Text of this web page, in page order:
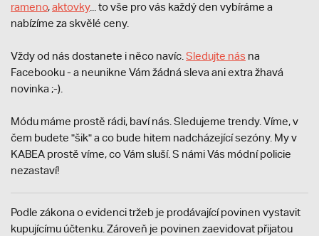
rameno,aktovky... to vše pro vás každý den vybíráme a
nabízíme za skvělé ceny.
Vždy od nás dostanete i něco navíc. Sledujte nás na
Facebooku - a neunikne Vám žádná sleva ani extra žhavá
novinka ;-).
Módu máme prostě rádi, baví nás. Sledujeme trendy. Víme, v
čem budete "šik" a co bude hitem nadcházející sezóny. My v
KABEA prostě víme, co Vám sluší. S námi Vás módní policie
nezastaví!
Podle zákona o evidenci tržeb je prodávající povinen vystavit
kupujícímu účtenku. Zároveň je povinen zaevidovat přijatou